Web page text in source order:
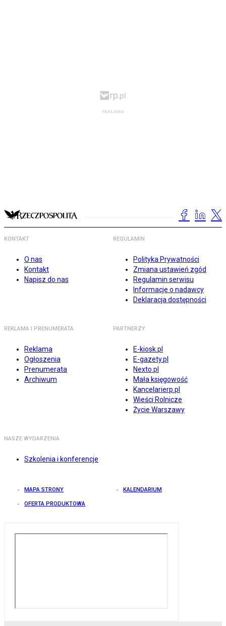
KONTAKT
O nas
Kontakt
Napisz do nas
REGULAMIN
Polityka Prywatności
Zmiana ustawień zgód
Regulamin serwisu
Informacje o nadawcy
Deklaracja dostępności
REKLAMA I PRENUMERATA
Reklama
Ogłoszenia
Prenumerata
Archiwum
PARTNERZY
E-kiosk.pl
E-gazety.pl
Nexto.pl
Mała księgowość
Kancelarierp.pl
Wieści Rolnicze
Życie Warszawy
NASZE WYDARZENIA
Szkolenia i konferencje
MAPA STRONY KALENDARIUM
OFERTA PRODUKTOWA